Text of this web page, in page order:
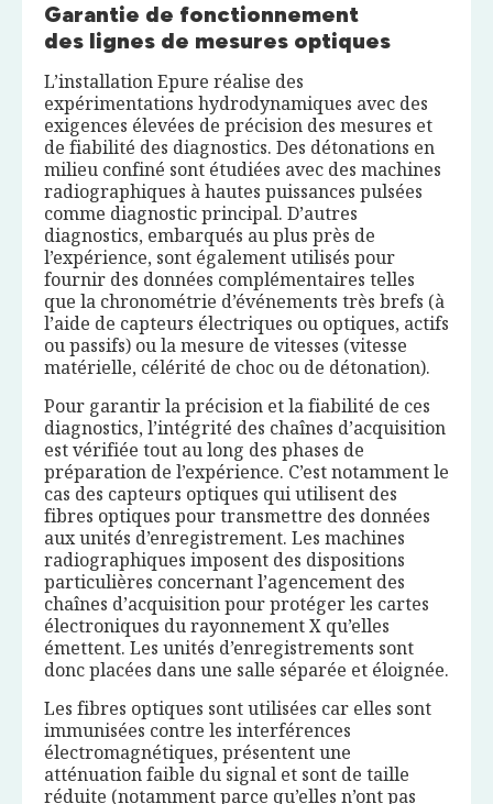
Garantie de fonctionnement
des lignes de mesures optiques
L’installation Epure réalise des
expérimentations hydrodynamiques avec des
exigences élevées de précision des mesures et
de fiabilité des diagnostics. Des détonations en
milieu confiné sont étudiées avec des machines
radiographiques à hautes puissances pulsées
comme diagnostic principal. D’autres
diagnostics, embarqués au plus près de
l’expérience, sont également utilisés pour
fournir des données complémentaires telles
que la chronométrie d’événements très brefs (à
l’aide de capteurs électriques ou optiques, actifs
ou passifs) ou la mesure de vitesses (vitesse
matérielle, célérité de choc ou de détonation).
Pour garantir la précision et la fiabilité de ces
diagnostics, l’intégrité des chaînes d’acquisition
est vérifiée tout au long des phases de
préparation de l’expérience. C’est notamment le
cas des capteurs optiques qui utilisent des
fibres optiques pour transmettre des données
aux unités d’enregistrement. Les machines
radiographiques imposent des dispositions
particulières concernant l’agencement des
chaînes d’acquisition pour protéger les cartes
électroniques du rayonnement X qu’elles
émettent. Les unités d’enregistrements sont
donc placées dans une salle séparée et éloignée.
Les fibres optiques sont utilisées car elles sont
immunisées contre les interférences
électromagnétiques, présentent une
atténuation faible du signal et sont de taille
réduite (notamment parce qu’elles n’ont pas